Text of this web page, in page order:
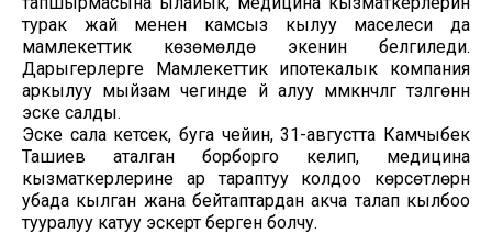
турак жай менен камсыз кылуу маселеси да
мамлекеттик көзөмөлдө экенин белгиледи.
Дарыгерлерге Мамлекеттик ипотекалык компания
аркылуу мыйзам чегинде үй алуу мүмкүнчүлүгү түзүлгөнүн
эске салды.
Эске сала кетсек, буга чейин, 31-августта Камчыбек
Ташиев аталган борборго келип, медицина
кызматкерлерине ар тараптуу колдоо көрсөтүлөрүн
убада кылган жана бейтаптардан акча талап кылбоо
тууралуу катуу эскертүү берген болчу.